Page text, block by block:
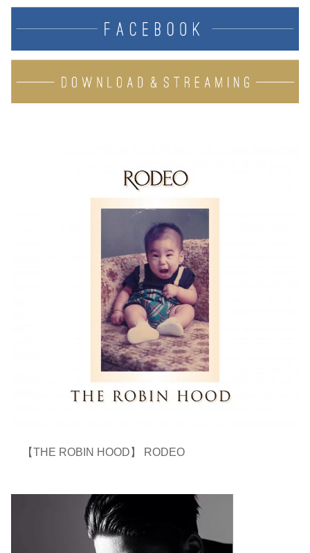
【THE ROBIN HOOD】 RODEO